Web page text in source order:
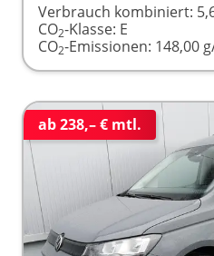
Verbrauch kombiniert:
CO2-Klasse: E
CO2-Emissionen: 148,00
ab 238,– € mtl.